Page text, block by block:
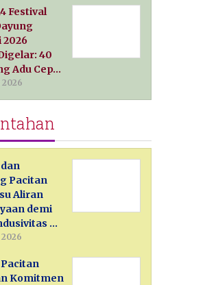
Festival
2026
40
Adu Cep…
Pacitan
Aliran
demi
…
Komitmen